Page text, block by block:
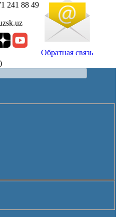
241 88 49
Обратная связь
)